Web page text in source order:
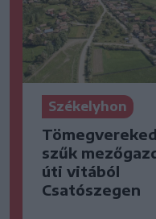
Székelyhon
szűk
úti vitából
Csatószegen